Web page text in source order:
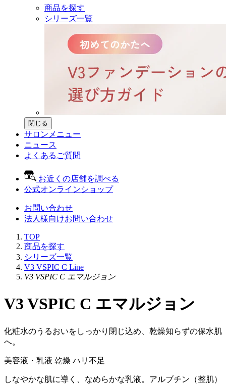
商品を探す
シリーズ一覧
閉じる
サロンメニュー
ニュース
よくあるご質問
お近くの店舗を調べる
公式オンラインショップ
お問い合わせ
法人様向けお問い合わせ
TOP
商品を探す
シリーズ一覧
V3 VSPIC C Line
V3 VSPIC C エマルジョン
V3 VSPIC C エマルジョン
化粧水のうるおいをしっかり閉じ込め、乾燥知らずの保水肌
へ。
美容液・乳液 乾燥 ハリ不足
しなやかな肌に導く、なめらかな乳液。アルブチン（整肌）